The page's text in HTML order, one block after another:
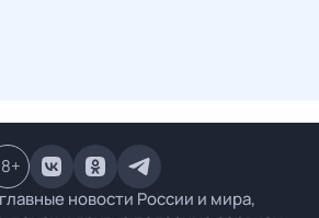
новости России и мира,
+